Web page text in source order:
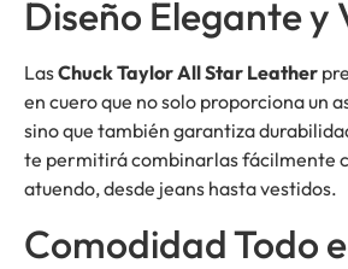
Diseño Elegante y
LasChuck Taylor All Star Leather
en cuero que no solo proporciona un
sino que también garantiza
te permitirá combinarlas fácilmente
atuendo, desde jeans hasta vestidos.
Comodidad Todo